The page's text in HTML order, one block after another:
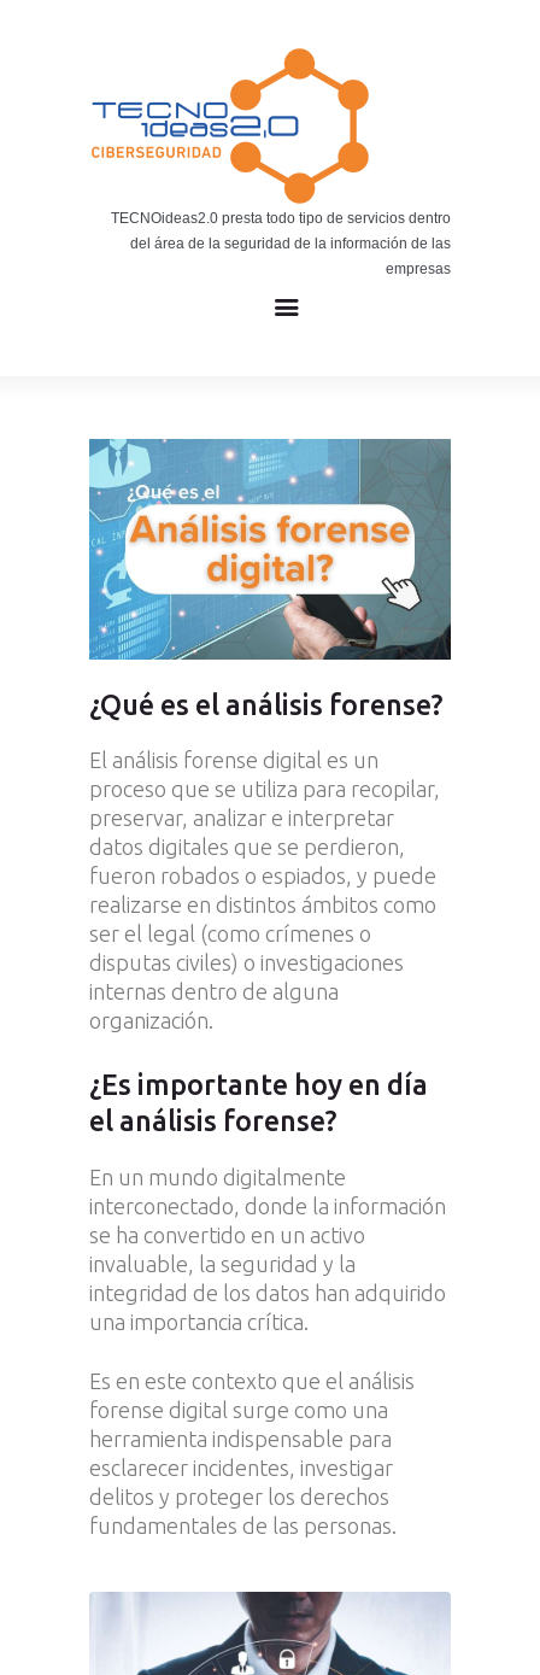
TECNOideas2.0 presta todo tipo de servicios dentro
del área de la seguridad de la información de las
empresas
BLOG TECNOIDEAS
Noticias tecnológicas.
¿Qué es el análisis forense?
El análisis forense digital es un
proceso que se utiliza para recopilar,
preservar, analizar e interpretar
datos digitales que se perdieron,
fueron robados o espiados, y puede
realizarse en distintos ámbitos como
ser el legal (como crímenes o
disputas civiles) o investigaciones
internas dentro de alguna
organización.
¿Es importante hoy en día
el análisis forense?
En un mundo digitalmente
interconectado, donde la información
se ha convertido en un activo
invaluable, la seguridad y la
integridad de los datos han adquirido
una importancia crítica.
Es en este contexto que el análisis
forense digital surge como una
herramienta indispensable para
esclarecer incidentes, investigar
delitos y proteger los derechos
fundamentales de las personas.